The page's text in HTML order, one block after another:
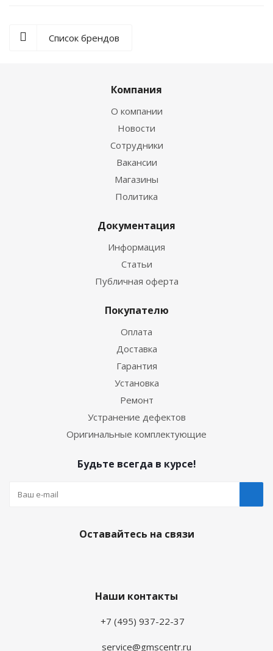
Список брендов
Компания
О компании
Новости
Сотрудники
Вакансии
Магазины
Политика
Документация
Информация
Статьи
Публичная оферта
Покупателю
Оплата
Доставка
Гарантия
Установка
Ремонт
Устранение дефектов
Оригинальные комплектующие
Будьте всегда в курсе!
Оставайтесь на связи
Наши контакты
+7 (495) 937-22-37
service@gmscentr.ru